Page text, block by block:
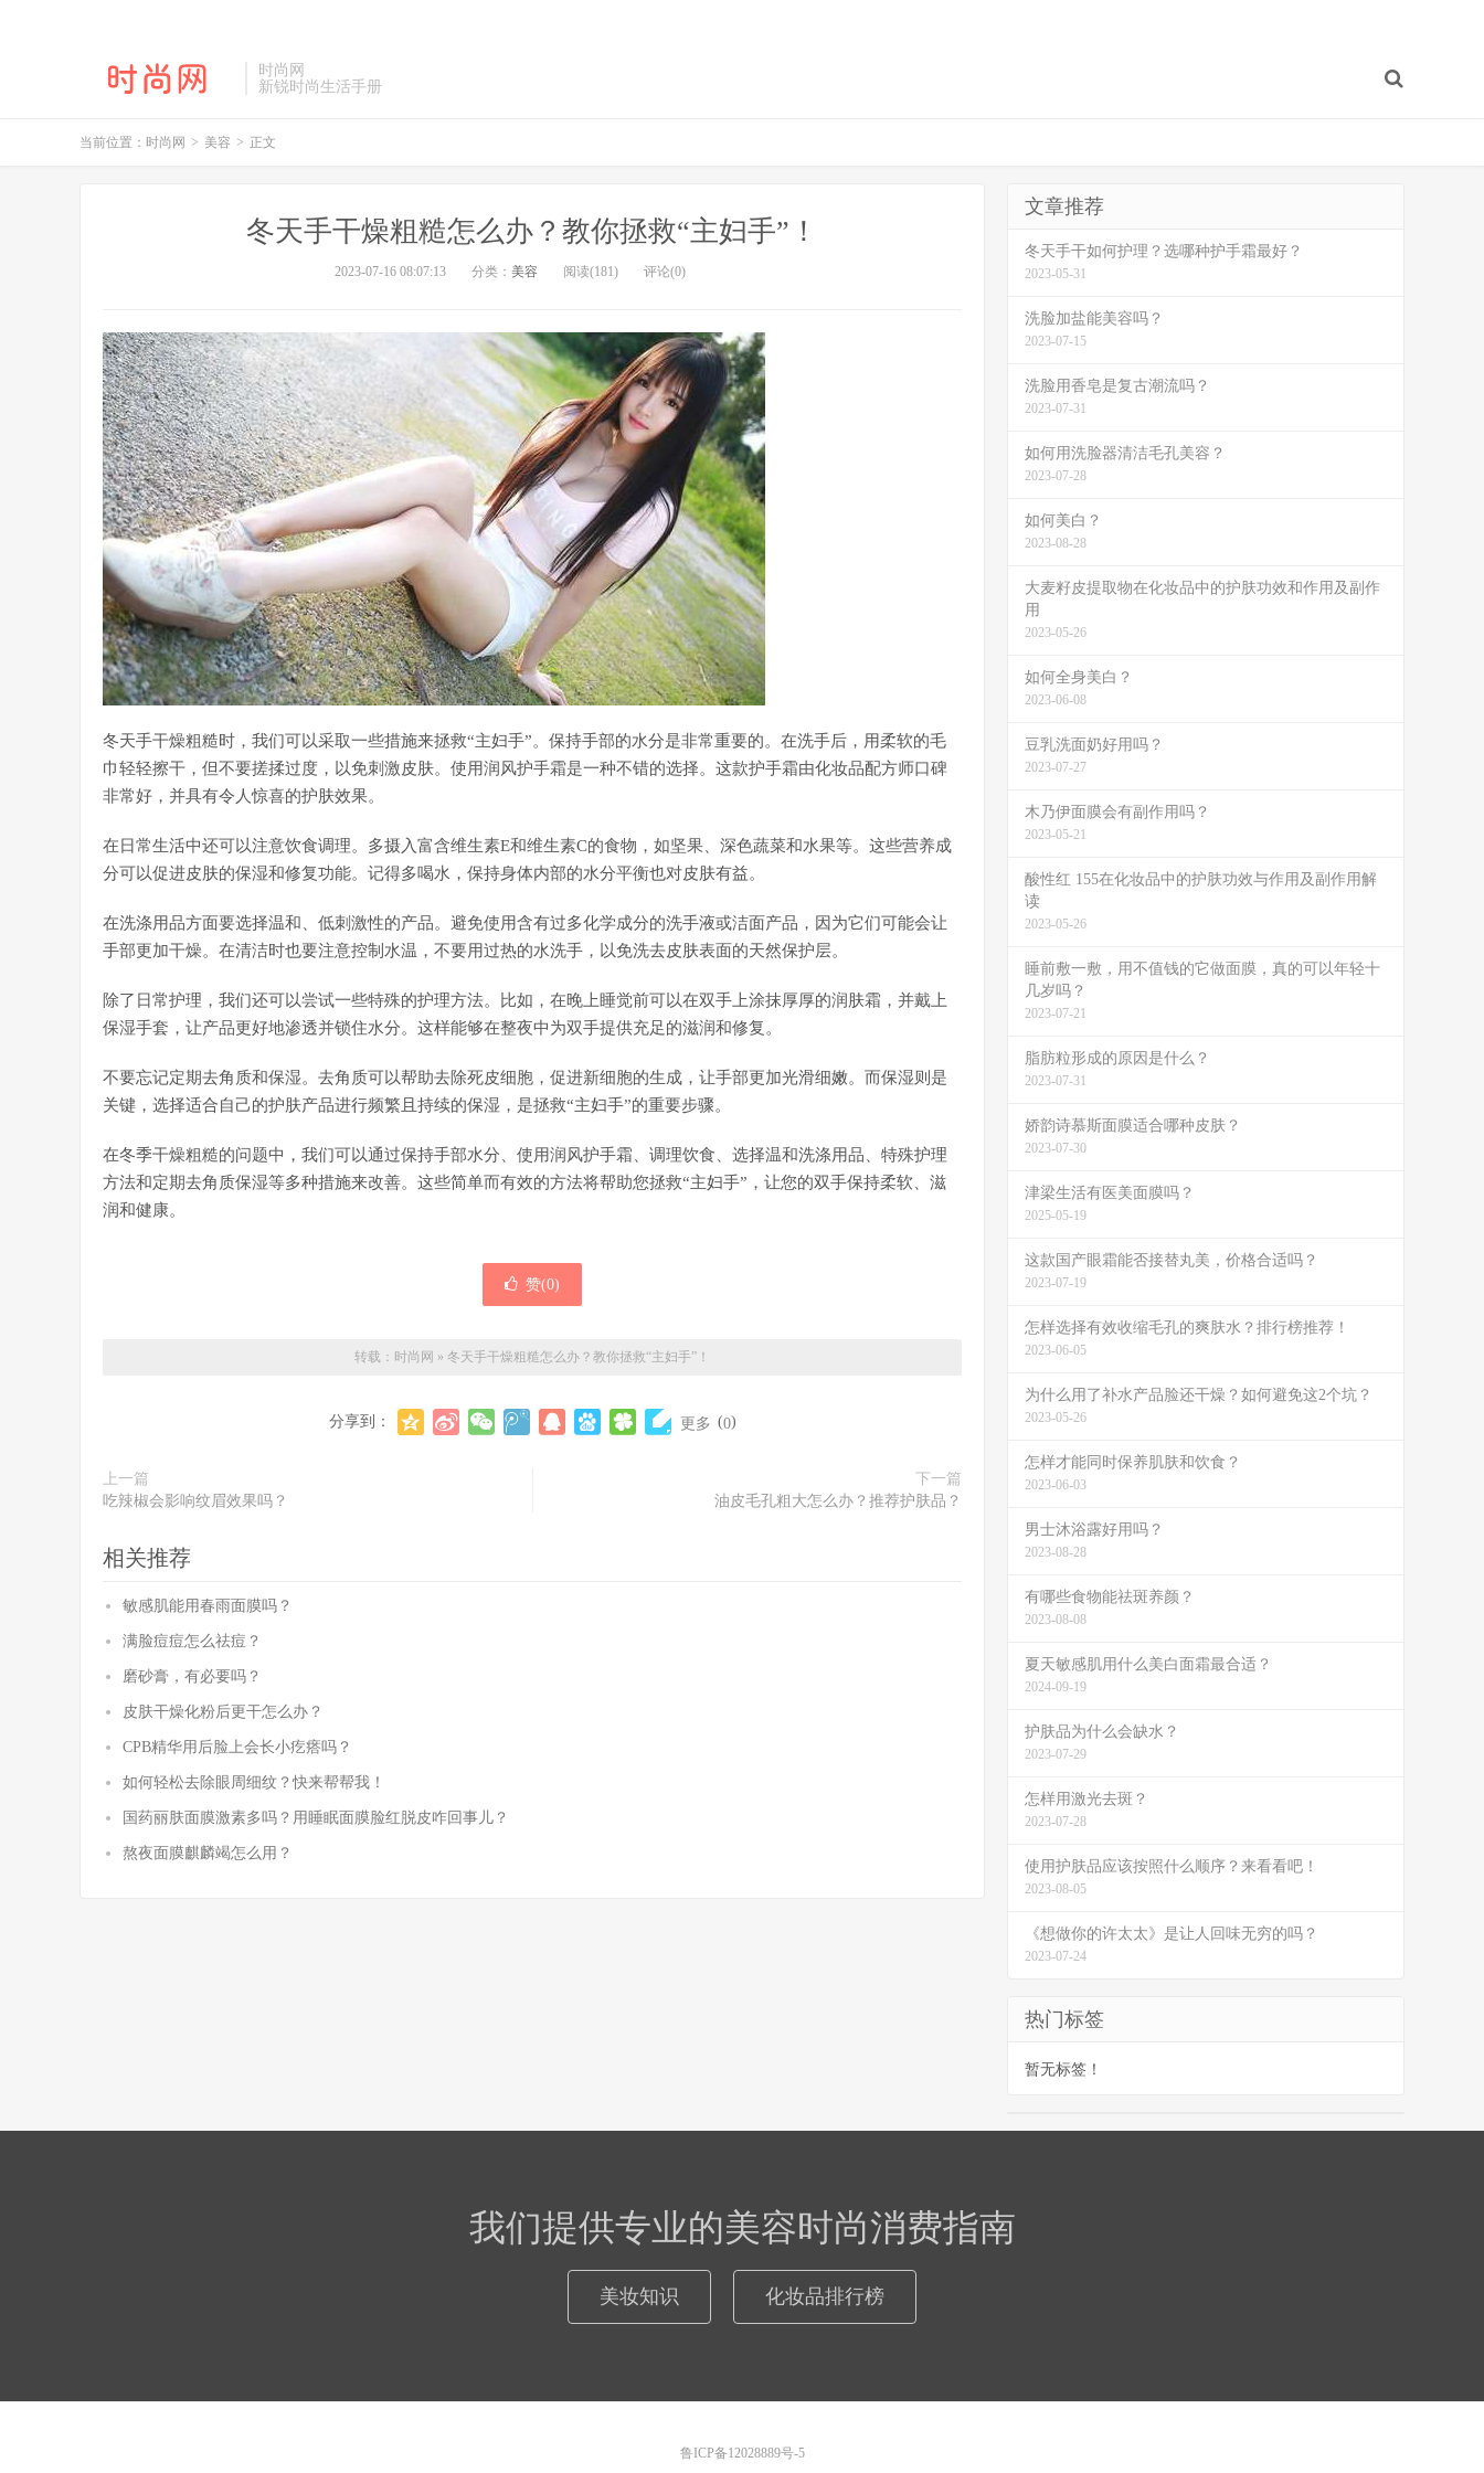
时尚网
新锐时尚生活手册
当前位置： 时尚网 > 美容 > 正文
冬天手干燥粗糙怎么办？教你拯救“主妇手”！
2023-07-16 08:07:13 分类： 美容 阅读(181) 评论(0)
冬天手干燥粗糙时，我们可以采取一些措施来拯救“主妇手”。保持手部的水分是非常重要的。在洗手后，用柔软的毛
巾轻轻擦干，但不要搓揉过度，以免刺激皮肤。使用润风护手霜是一种不错的选择。这款护手霜由化妆品配方师口碑
非常好，并具有令人惊喜的护肤效果。
在日常生活中还可以注意饮食调理。多摄入富含维生素E和维生素C的食物，如坚果、深色蔬菜和水果等。这些营养成
分可以促进皮肤的保湿和修复功能。记得多喝水，保持身体内部的水分平衡也对皮肤有益。
在洗涤用品方面要选择温和、低刺激性的产品。避免使用含有过多化学成分的洗手液或洁面产品，因为它们可能会让
手部更加干燥。在清洁时也要注意控制水温，不要用过热的水洗手，以免洗去皮肤表面的天然保护层。
除了日常护理，我们还可以尝试一些特殊的护理方法。比如，在晚上睡觉前可以在双手上涂抹厚厚的润肤霜，并戴上
保湿手套，让产品更好地渗透并锁住水分。这样能够在整夜中为双手提供充足的滋润和修复。
不要忘记定期去角质和保湿。去角质可以帮助去除死皮细胞，促进新细胞的生成，让手部更加光滑细嫩。而保湿则是
关键，选择适合自己的护肤产品进行频繁且持续的保湿，是拯救“主妇手”的重要步骤。
在冬季干燥粗糙的问题中，我们可以通过保持手部水分、使用润风护手霜、调理饮食、选择温和洗涤用品、特殊护理
方法和定期去角质保湿等多种措施来改善。这些简单而有效的方法将帮助您拯救“主妇手”，让您的双手保持柔软、滋
润和健康。
赞(0)
转载： 时尚网 » 冬天手干燥粗糙怎么办？教你拯救“主妇手”！
分享到： 更多 (0)
上一篇
吃辣椒会影响纹眉效果吗？
下一篇
油皮毛孔粗大怎么办？推荐护肤品？
相关推荐
敏感肌能用春雨面膜吗？
满脸痘痘怎么祛痘？
磨砂膏，有必要吗？
皮肤干燥化粉后更干怎么办？
CPB精华用后脸上会长小疙瘩吗？
如何轻松去除眼周细纹？快来帮帮我！
国药丽肤面膜激素多吗？用睡眠面膜脸红脱皮咋回事儿？
熬夜面膜麒麟竭怎么用？
文章推荐
冬天手干如何护理？选哪种护手霜最好？
2023-05-31
洗脸加盐能美容吗？
2023-07-15
洗脸用香皂是复古潮流吗？
2023-07-31
如何用洗脸器清洁毛孔美容？
2023-07-28
如何美白？
2023-08-28
大麦籽皮提取物在化妆品中的护肤功效和作用及副作
用
2023-05-26
如何全身美白？
2023-06-08
豆乳洗面奶好用吗？
2023-07-27
木乃伊面膜会有副作用吗？
2023-05-21
酸性红 155在化妆品中的护肤功效与作用及副作用解
读
2023-05-26
睡前敷一敷，用不值钱的它做面膜，真的可以年轻十
几岁吗？
2023-07-21
脂肪粒形成的原因是什么？
2023-07-31
娇韵诗慕斯面膜适合哪种皮肤？
2023-07-30
津梁生活有医美面膜吗？
2025-05-19
这款国产眼霜能否接替丸美，价格合适吗？
2023-07-19
怎样选择有效收缩毛孔的爽肤水？排行榜推荐！
2023-06-05
为什么用了补水产品脸还干燥？如何避免这2个坑？
2023-05-26
怎样才能同时保养肌肤和饮食？
2023-06-03
男士沐浴露好用吗？
2023-08-28
有哪些食物能祛斑养颜？
2023-08-08
夏天敏感肌用什么美白面霜最合适？
2024-09-19
护肤品为什么会缺水？
2023-07-29
怎样用激光去斑？
2023-07-28
使用护肤品应该按照什么顺序？来看看吧！
2023-08-05
《想做你的许太太》是让人回味无穷的吗？
2023-07-24
热门标签
暂无标签！
我们提供专业的美容时尚消费指南
美妆知识 化妆品排行榜
鲁ICP备12028889号-5